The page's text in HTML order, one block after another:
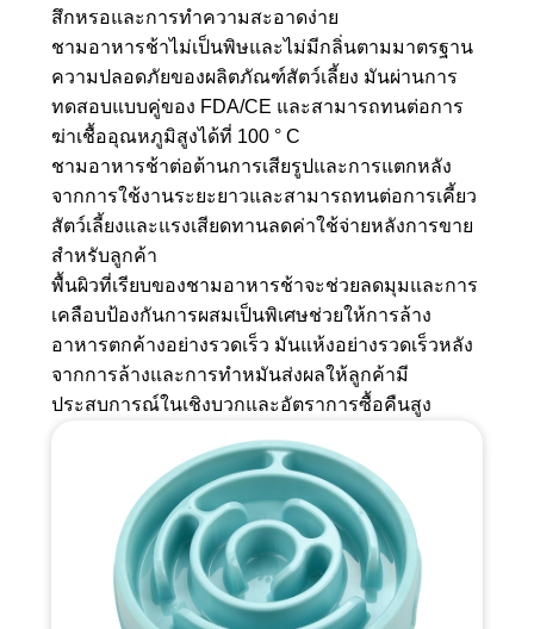
สึกหรอและการทำความสะอาดง่าย
ชามอาหารช้าไม่เป็นพิษและไม่มีกลิ่นตามมาตรฐาน
ความปลอดภัยของผลิตภัณฑ์สัตว์เลี้ยง มันผ่านการ
ทดสอบแบบคู่ของ FDA/CE และสามารถทนต่อการ
ฆ่าเชื้ออุณหภูมิสูงได้ที่ 100 ° C
ชามอาหารช้าต่อต้านการเสียรูปและการแตกหลัง
จากการใช้งานระยะยาวและสามารถทนต่อการเคี้ยว
สัตว์เลี้ยงและแรงเสียดทานลดค่าใช้จ่ายหลังการขาย
สำหรับลูกค้า
พื้นผิวที่เรียบของชามอาหารช้าจะช่วยลดมุมและการ
เคลือบป้องกันการผสมเป็นพิเศษช่วยให้การล้าง
อาหารตกค้างอย่างรวดเร็ว มันแห้งอย่างรวดเร็วหลัง
จากการล้างและการทำหมันส่งผลให้ลูกค้ามี
ประสบการณ์ในเชิงบวกและอัตราการซื้อคืนสูง